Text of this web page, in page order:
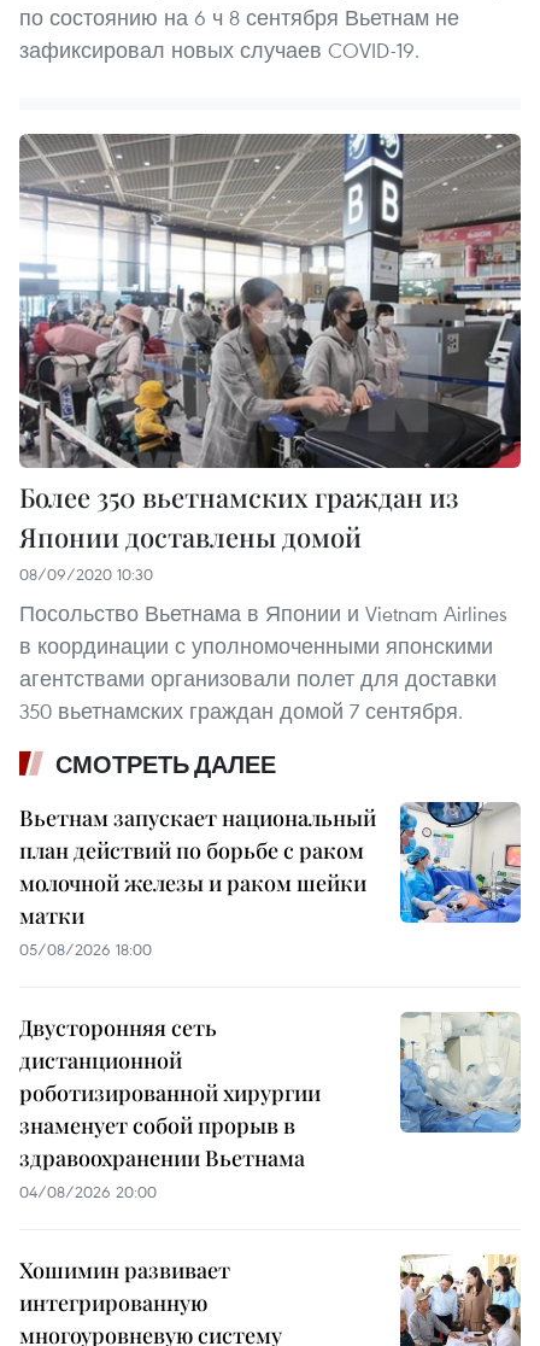
по состоянию на 6 ч 8 сентября Вьетнам не
зафиксировал новых случаев COVID-19.
Более 350 вьетнамских граждан из
Японии доставлены домой
08/09/2020 10:30
Посольство Вьетнама в Японии и Vietnam Airlines
в координации с уполномоченными японскими
агентствами организовали полет для доставки
350 вьетнамских граждан домой 7 сентября.
СМОТРЕТЬ ДАЛЕЕ
Вьетнам запускает национальный
план действий по борьбе с раком
молочной железы и раком шейки
матки
05/08/2026 18:00
Двусторонняя сеть
дистанционной
роботизированной хирургии
знаменует собой прорыв в
здравоохранении Вьетнама
04/08/2026 20:00
Хошимин развивает
интегрированную
многоуровневую систему